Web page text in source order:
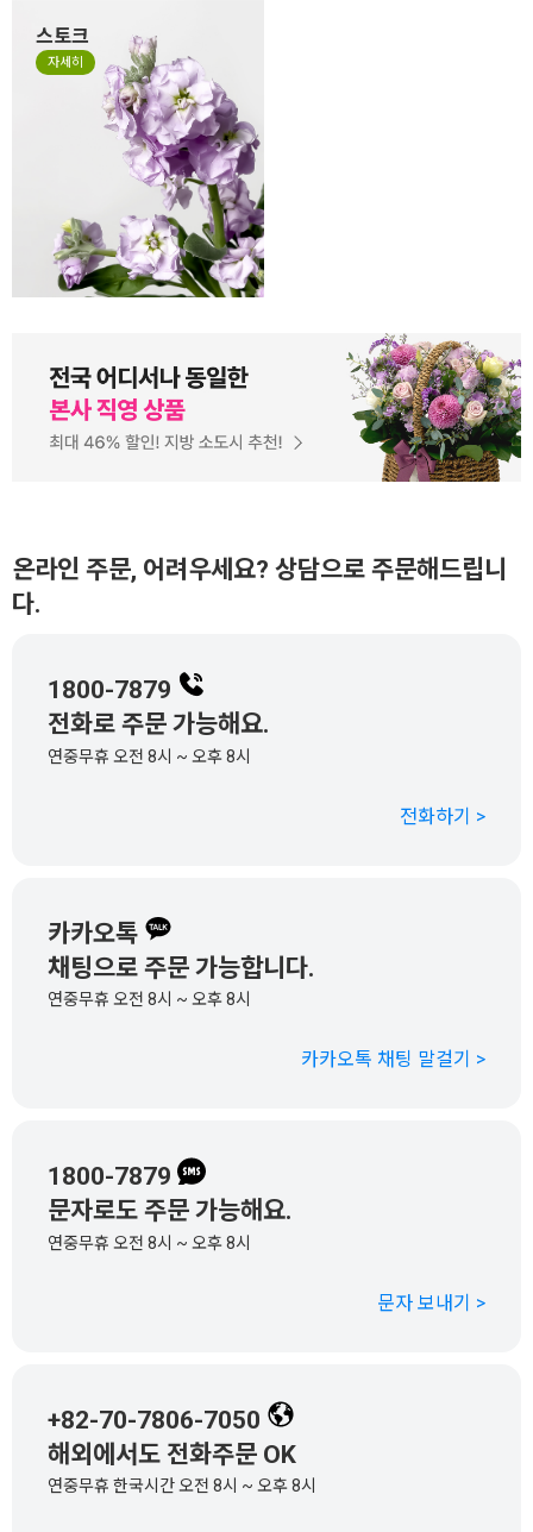
스토크
자세히
계절꽃 소재로 잘 사용하는 스
토크는 얇고 작은 잎들이 줄줄
이 달려 있는 꽃으로 이러한 특
성 때문에 꽃의 형태가 일정하
지 않고, 말려져 있거나 쭈글거
리며 자유로운 형태가 있는 꽃
입니다. 스토크는 말라서 시들
거나 지저분한 꽃이 아니니 오
해하지 말아주세요.
온라인 주문, 어려우세요? 상담으로 주문해드립니
다.
1800-7879
전화로 주문 가능해요.
연중무휴 오전 8시 ~ 오후 8시
전화하기 >
카카오톡
채팅으로 주문 가능합니다.
연중무휴 오전 8시 ~ 오후 8시
카카오톡 채팅 말걸기 >
1800-7879
문자로도 주문 가능해요.
연중무휴 오전 8시 ~ 오후 8시
문자 보내기 >
+82-70-7806-7050
해외에서도 전화주문 OK
연중무휴 한국시간 오전 8시 ~ 오후 8시